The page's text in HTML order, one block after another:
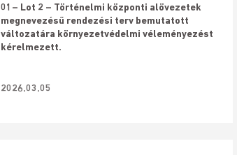
01– Lot 2 – Történelmi központi alövezetek
megnevezésű rendezési terv bemutatott
változatára környezetvédelmi véleményezést
kérelmezett.
2026.03.05